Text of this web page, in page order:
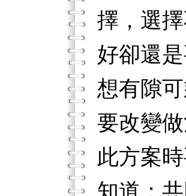
擇，選
好卻還
想有隙
要改變
此方案
知道；